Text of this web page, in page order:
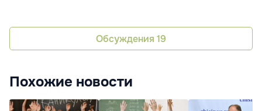
Обсуждения 19
Похожие новости